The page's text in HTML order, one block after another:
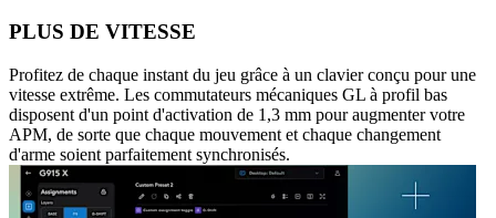
PLUS DE VITESSE
Profitez de chaque instant du jeu grâce à un clavier conçu pour une
vitesse extrême. Les commutateurs mécaniques GL à profil bas
disposent d'un point d'activation de 1,3 mm pour augmenter votre
APM, de sorte que chaque mouvement et chaque changement
d'arme soient parfaitement synchronisés.